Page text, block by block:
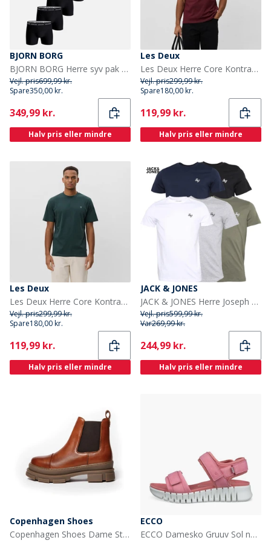
BJORN BORG
BJORN BORG Herre syv pak bomuld stretch underbukser Multipak 1
Vejl. pris699,99 kr.
Spare350,00 kr.
Current
349,99 kr.
Halv pris eller mindre
Les Deux
Les Deux Herre Core Kontrast T-shirt Chocolate Truffle Red
Vejl. pris299,99 kr.
Spare180,00 kr.
Current
119,99 kr.
Halv pris eller mindre
Les Deux
Les Deux Herre Core Kontrast T-shirt Pine Green
Vejl. pris299,99 kr.
Spare180,00 kr.
Current
119,99 kr.
Halv pris eller mindre
JACK & JONES
JACK & JONES Herre Joseph Fem Pakke T-shirts Marineblå / Hvid / Grå / Støvet Oliven / Sort
Vejl. pris599,99 kr.
Var269,99 kr.
Current
244,99 kr.
Halv pris eller mindre
Copenhagen Shoes
Copenhagen Shoes Dame Støvler Der Ligner Dig 0241 Cognac
ECCO
ECCO Damesko Gruuv Sol nubuck ankelrem sandaler Old Rose